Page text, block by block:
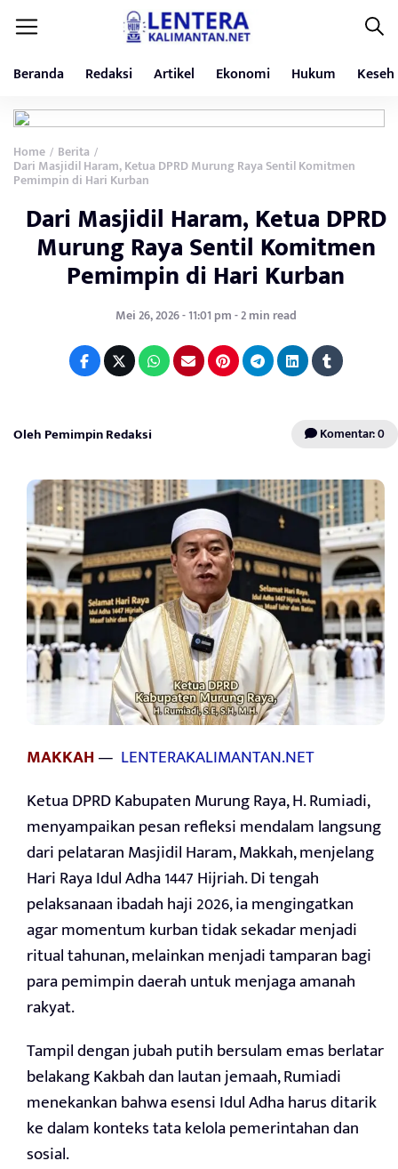
Beranda Redaksi Artikel Ekonomi Hukum
Home / Berita /
Dari Masjidil Haram, Ketua DPRD Murung Raya Sentil Komitmen
Pemimpin di Hari Kurban
Dari Masjidil Haram, Ketua DPRD
Murung Raya Sentil Komitmen
Pemimpin di Hari Kurban
Mei 26, 2026 - 11:01 pm - 2 min read
Oleh Pemimpin Redaksi Komentar: 0
MAKKAH— LENTERAKALIMANTAN.NET
Ketua DPRD Kabupaten Murung Raya, H. Rumiadi,
menyampaikan pesan refleksi mendalam langsung
dari pelataran Masjidil Haram, Makkah, menjelang
Hari Raya Idul Adha 1447 Hijriah. Di tengah
pelaksanaan ibadah haji 2026, ia mengingatkan
agar momentum kurban tidak sekadar menjadi
ritual tahunan, melainkan menjadi tamparan bagi
para pemimpin daerah untuk menjaga amanah
rakyat.
Tampil dengan jubah putih bersulam emas berlatar
belakang Kakbah dan lautan jemaah, Rumiadi
menekankan bahwa esensi Idul Adha harus ditarik
ke dalam konteks tata kelola pemerintahan dan
sosial.